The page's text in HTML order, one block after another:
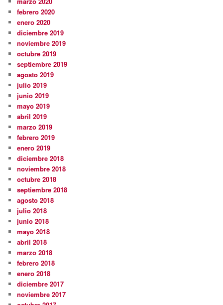
febrero 2020
enero 2020
diciembre 2019
noviembre 2019
octubre 2019
septiembre 2019
agosto 2019
julio 2019
junio 2019
mayo 2019
abril 2019
marzo 2019
febrero 2019
enero 2019
diciembre 2018
noviembre 2018
octubre 2018
septiembre 2018
agosto 2018
julio 2018
junio 2018
mayo 2018
abril 2018
marzo 2018
febrero 2018
enero 2018
diciembre 2017
noviembre 2017